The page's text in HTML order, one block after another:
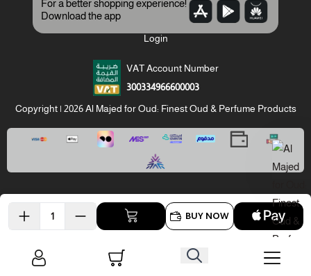
BUY NOW
For a better shopping experience!
Download the app
Login
VAT Account Number
300334966600003
Copyright | 2026Al Majed for Oud: Finest Oud & Perfume Products